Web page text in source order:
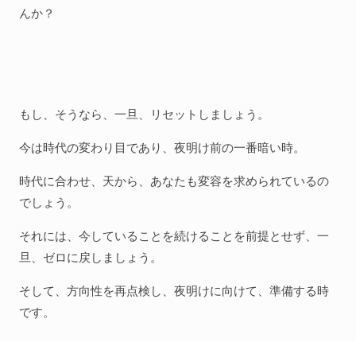
んか？
もし、そうなら、一旦、リセットしましょう。
今は時代の変わり目であり、夜明け前の一番暗い時。
時代に合わせ、天から、あなたも変容を求められているの
でしょう。
それには、今していることを続けることを前提とせず、一
旦、ゼロに戻しましょう。
そして、方向性を再点検し、夜明けに向けて、準備する時
です。